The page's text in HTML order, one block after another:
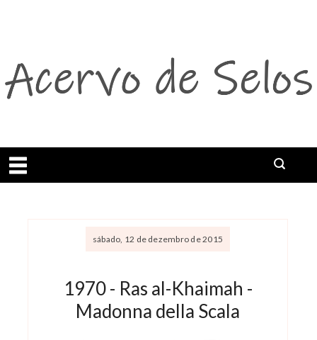
Abrir menu
sábado, 12 de dezembro de 2015
1970 - Ras al-Khaimah -
Madonna della Scala